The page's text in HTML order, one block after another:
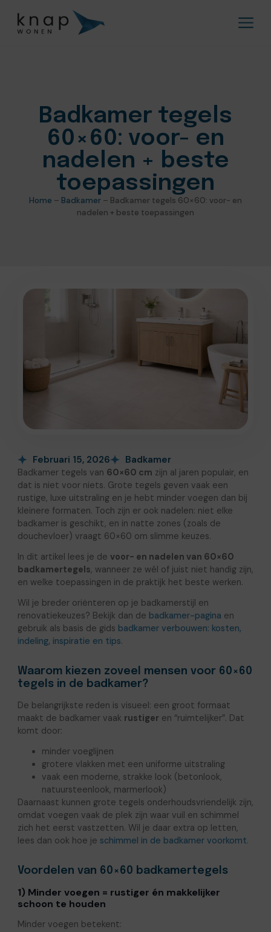
Badkamer tegels
60×60: voor- en
nadelen + beste
toepassingen
Home – Badkamer – Badkamer tegels 60×60: voor- en
nadelen + beste toepassingen
Februari 15, 2026 Badkamer
Badkamer tegels van 60×60 cm zijn al jaren populair, en
dat is niet voor niets. Grote tegels geven vaak een
rustige, luxe uitstraling en je hebt minder voegen dan bij
kleinere formaten. Toch zijn er ook nadelen: niet elke
badkamer is geschikt, en in natte zones (zoals de
douchevloer) vraagt 60×60 om slimme keuzes.
In dit artikel lees je de voor- en nadelen van 60×60
badkamertegels, wanneer ze wél of juist niet handig zijn,
en welke toepassingen in de praktijk het beste werken.
Wil je breder oriënteren op je badkamerstijl en
renovatiekeuzes? Bekijk dan de badkamer-pagina en
gebruik als basis de gids badkamer verbouwen: kosten,
indeling, inspiratie en tips.
Waarom kiezen zoveel mensen voor 60×60
tegels in de badkamer?
De belangrijkste reden is visueel: een groot formaat
maakt de badkamer vaak rustiger en “ruimtelijker”. Dat
komt door:
minder voeglijnen
grotere vlakken met een uniforme uitstraling
vaak een moderne, strakke look (betonlook,
natuursteenlook, marmerlook)
Daarnaast kunnen grote tegels onderhoudsvriendelijk zijn,
omdat voegen vaak de plek zijn waar vuil en schimmel
zich het eerst vastzetten. Wil je daar extra op letten,
lees dan ook hoe je schimmel in de badkamer voorkomt.
Voordelen van 60×60 badkamertegels
1) Minder voegen = rustiger én makkelijker
schoon te houden
Minder voegen betekent: